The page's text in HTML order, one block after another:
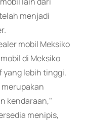
menjadi
mobil Meksiko
di Meksiko
yang lebih tinggi.
kendaraan,"
menipis,